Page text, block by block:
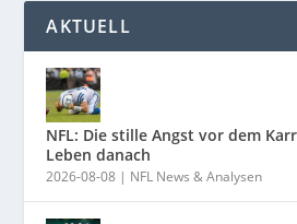
AKTUELL
NFL: Die stille Angst vor dem
Leben danach
2026-08-08 | NFL News & Analysen